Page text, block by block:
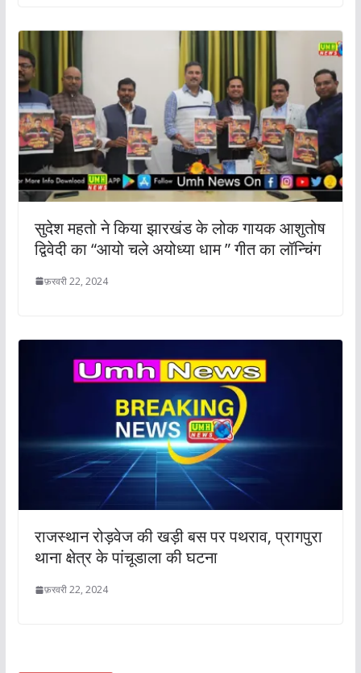
सुदेश महतो ने किया झारखंड के लोक गायक आशुतोष
द्विवेदी का “आयो चले अयोध्या धाम ” गीत का लॉन्चिंग
फ़रवरी 22, 2024
राजस्थान रोड़वेज की खड़ी बस पर पथराव, प्रागपुरा
थाना क्षेत्र के पांचूडाला की घटना
फ़रवरी 22, 2024